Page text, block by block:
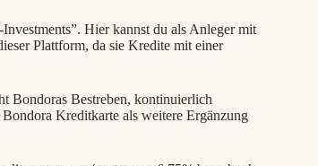
Hier kannst du als Anleger mit
Plattform, da sie Kredite mit einer
Bondoras Bestreben, kontinuierlich
Kreditkarte als weitere Ergänzung